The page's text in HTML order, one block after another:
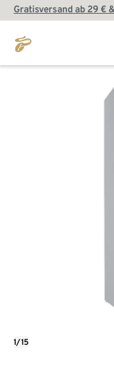
Gratisversand ab 29 €
1/15